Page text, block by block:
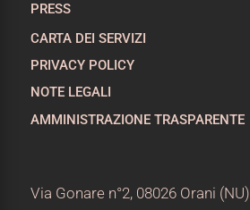
PRESS
CARTA DEI SERVIZI
PRIVACY POLICY
NOTE LEGALI
AMMINISTRAZIONE TRASPARENTE
Via Gonare n°2, 08026 Orani (NU)